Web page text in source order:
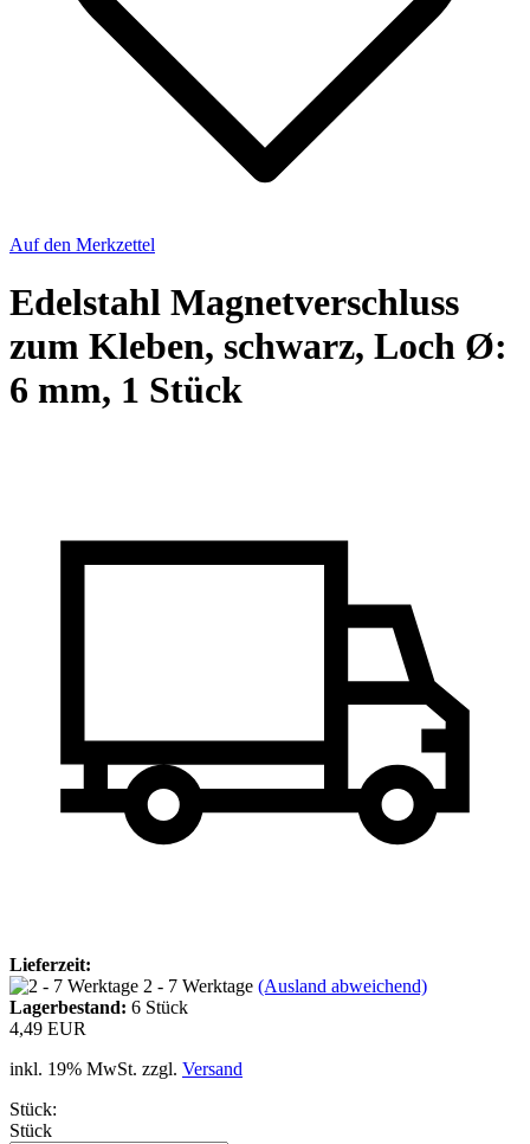
Auf den Merkzettel
Edelstahl Magnetverschluss
zum Kleben, schwarz, Loch Ø:
6 mm, 1 Stück
Lieferzeit:
2 - 7 Werktage (Ausland abweichend)
Lagerbestand: 6 Stück
4,49 EUR
inkl. 19% MwSt. zzgl. Versand
Stück:
Stück